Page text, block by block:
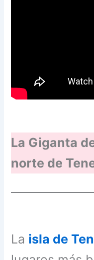
La Giganta
norte de
La isla de